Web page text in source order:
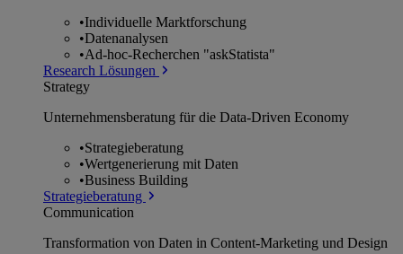
•Individuelle Marktforschung
•Datenanalysen
•Ad-hoc-Recherchen "askStatista"
Research Lösungen
Strategy
Unternehmens­beratung für die Data-Driven Economy
•Strategieberatung
•Wertgenerierung mit Daten
•Business Building
Strategieberatung
Communication
Transformation von Daten in Content-Marketing und Design